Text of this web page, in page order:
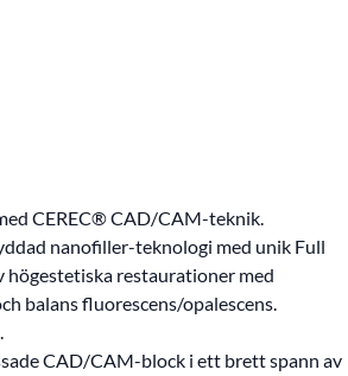
CEREC® CAD/CAM-teknik.
nanofiller-teknologi med unik Full
högestetiska restaurationer med
balans fluorescens/opalescens.
CAD/CAM-block i ett brett spann av